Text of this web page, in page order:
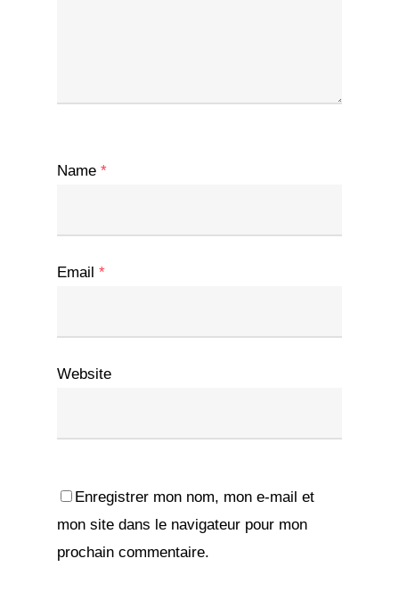
Name *
Email *
Website
Enregistrer mon nom, mon e-mail et
mon site dans le navigateur pour mon
prochain commentaire.